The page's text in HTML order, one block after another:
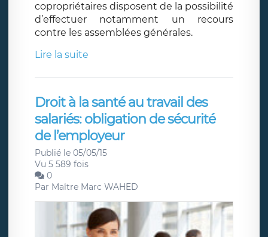
copropriétaires disposent de la possibilité
d’effectuer notamment un recours
contre les assemblées générales.
Lire la suite
Droit à la santé au travail des
salariés: obligation de sécurité
de l’employeur
Publié le 05/05/15
Vu 5 589 fois
0
Par Maître Marc WAHED